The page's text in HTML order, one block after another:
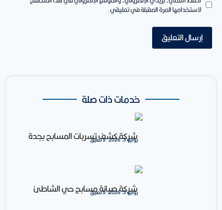
لاستخدامها المرة المقبلة في تعليقي.
خدمات ذات صلة
شركة كشف تسربات المسابح بجدة
يونيو 3, 2026 لا تعليق
شركة صيانة مسابح حي الشاطئ
يونيو 3, 2026 لا تعليق